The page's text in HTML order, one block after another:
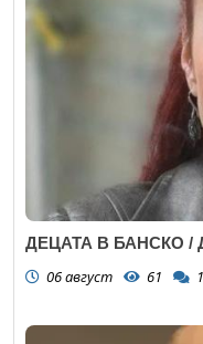
ДЕЦАТА В БАНСКО /
06 август 61 1